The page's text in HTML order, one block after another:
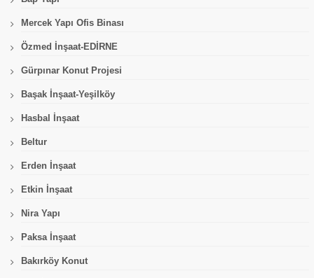
Mercek Yapı Ofis Binası
Özmed İnşaat-EDİRNE
Gürpınar Konut Projesi
Başak İnşaat-Yeşilköy
Hasbal İnşaat
Beltur
Erden İnşaat
Etkin İnşaat
Nira Yapı
Paksa İnşaat
Bakırköy Konut